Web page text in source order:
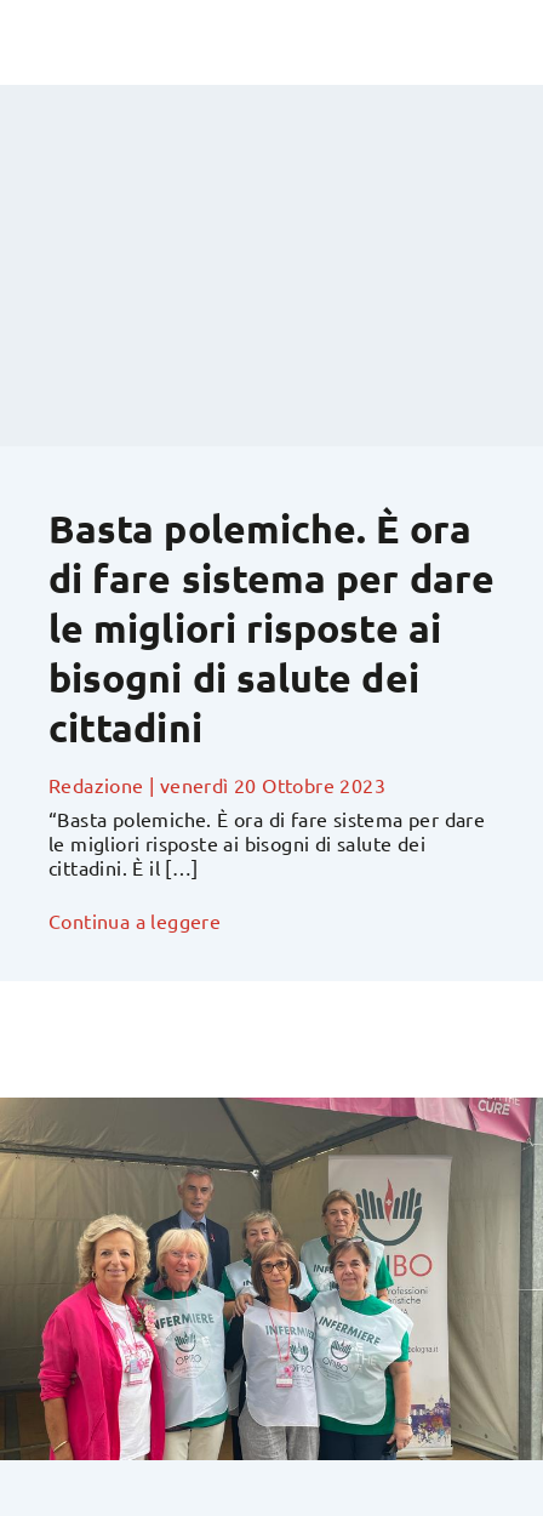
Basta polemiche. È ora
di fare sistema per dare
le migliori risposte ai
bisogni di salute dei
cittadini
Redazione | venerdì 20 Ottobre 2023
“Basta polemiche. È ora di fare sistema per dare
le migliori risposte ai bisogni di salute dei
cittadini. È il […]
Continua a leggere